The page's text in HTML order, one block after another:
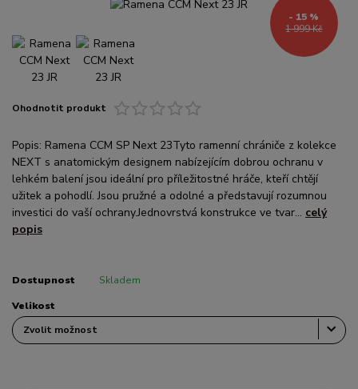
1 999 Kč
- 15 %
Ohodnotit produkt
Popis: Ramena CCM SP Next 23Tyto ramenní chrániče z kolekce
NEXT s anatomickým designem nabízejícím dobrou ochranu v
lehkém balení jsou ideální pro příležitostné hráče, kteří chtějí
užitek a pohodlí. Jsou pružné a odolné a představují rozumnou
investici do vaší ochrany.Jednovrstvá konstrukce ve tvar... celý
popis
Dostupnost Skladem
Velikost